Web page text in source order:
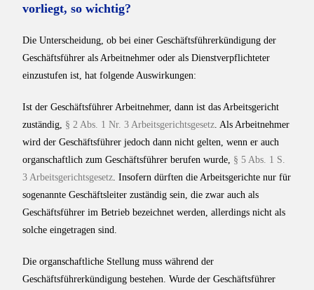
vorliegt, so wichtig?
Die Unterscheidung, ob bei einer Geschäftsführerkündigung der
Geschäftsführer als Arbeitnehmer oder als Dienstverpflichteter
einzustufen ist, hat folgende Auswirkungen:
Ist der Geschäftsführer Arbeitnehmer, dann ist das Arbeitsgericht
zuständig, § 2 Abs. 1 Nr. 3 Arbeitsgerichtsgesetz. Als Arbeitnehmer
wird der Geschäftsführer jedoch dann nicht gelten, wenn er auch
organschaftlich zum Geschäftsführer berufen wurde, § 5 Abs. 1 S.
3 Arbeitsgerichtsgesetz. Insofern dürften die Arbeitsgerichte nur für
sogenannte Geschäftsleiter zuständig sein, die zwar auch als
Geschäftsführer im Betrieb bezeichnet werden, allerdings nicht als
solche eingetragen sind.
Die organschaftliche Stellung muss während der
Geschäftsführerkündigung bestehen. Wurde der Geschäftsführer